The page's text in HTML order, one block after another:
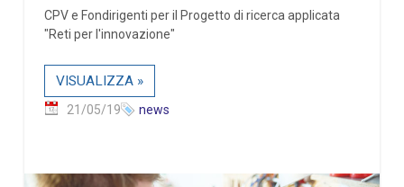
CPV e Fondirigenti per il Progetto di ricerca applicata
"Reti per l'innovazione"
VISUALIZZA »
21/05/19 news